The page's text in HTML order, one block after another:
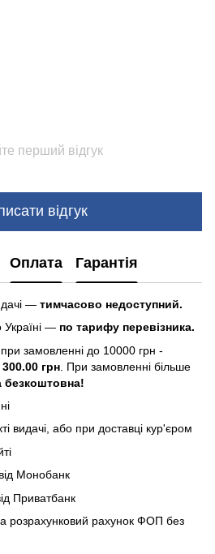
перший відгук
відгук
Оплата Гарантія
— тимчасово недоступний.
— по тарифу перевізника.
замовленні до 10000 грн -
грн . При замовленні більше
безкоштовна!
видачі, або при доставці кур'єром
Монобанк
Приватбанк
розрахунковий рахунок ФОП без